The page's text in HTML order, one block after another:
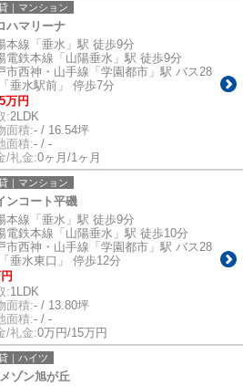
｜マンション
ハマリーナ
本線「垂水」駅 徒歩9分
電鉄本線「山陽垂水」駅 徒歩9分
市西神・山手線「学園都市」駅 バス28
垂水駅前」 停歩7分
万円
:2LDK
面積:- / 16.54坪
面積:- / -
/礼金:0ヶ月/1ヶ月
｜マンション
ンコート平磯
本線「垂水」駅 徒歩9分
電鉄本線「山陽垂水」駅 徒歩10分
市西神・山手線「学園都市」駅 バス28
垂水東口」 停歩12分
:1LDK
面積:- / 13.80坪
面積:- / -
/礼金:0万円/15万円
｜ハイツ
ゾン旭が丘